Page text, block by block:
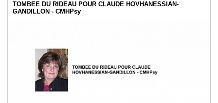
TOMBEE DU RIDEAU POUR CLAUDE HOVHANESSIAN-
GANDILLON - CMHPsy